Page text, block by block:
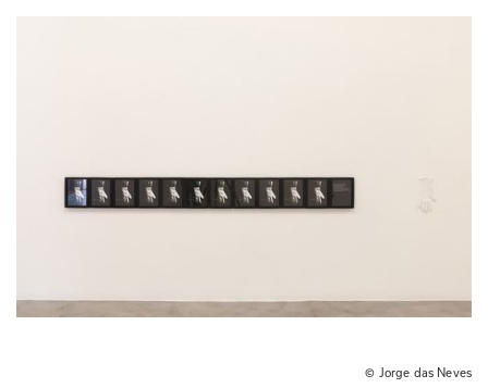
© Jorge das Neves